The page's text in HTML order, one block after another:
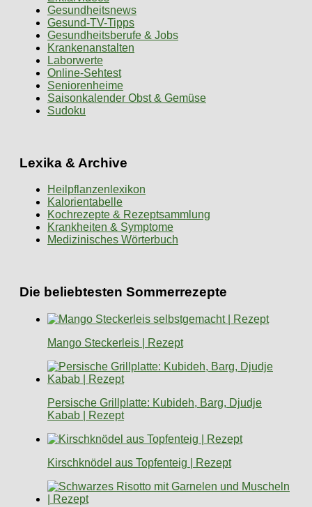
Gesundheitsnews
Gesund-TV-Tipps
Gesundheitsberufe & Jobs
Krankenanstalten
Laborwerte
Online-Sehtest
Seniorenheime
Saisonkalender Obst & Gemüse
Sudoku
Lexika & Archive
Heilpflanzenlexikon
Kalorientabelle
Kochrezepte & Rezeptsammlung
Krankheiten & Symptome
Medizinisches Wörterbuch
Die beliebtesten Sommerrezepte
Mango Steckerleis | Rezept
Persische Grillplatte: Kubideh, Barg, Djudje
Kabab | Rezept
Kirschknödel aus Topfenteig | Rezept